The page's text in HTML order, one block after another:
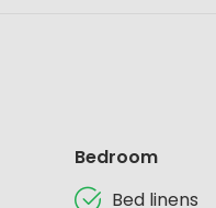
Bedroom
Bed linens